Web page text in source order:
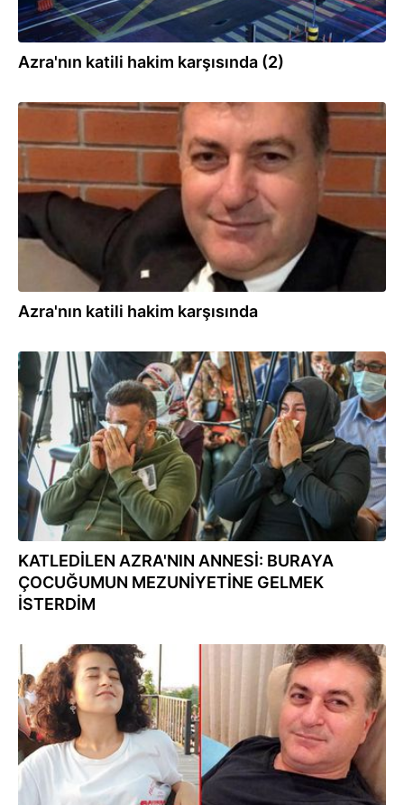
Azra'nın katili hakim karşısında (2)
Azra'nın katili hakim karşısında
22.11.2021
KATLEDİLEN AZRA'NIN ANNESİ: BURAYA
ÇOCUĞUMUN MEZUNİYETİNE GELMEK
İSTERDİM
26.10.2021